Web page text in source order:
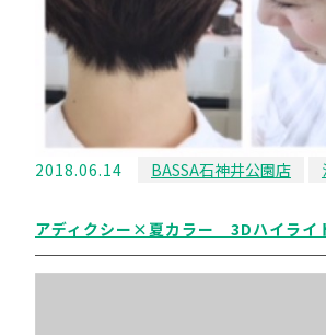
2018.06.14 BASSA石神井公園店
アディクシー×夏カラー 3Dハイライ